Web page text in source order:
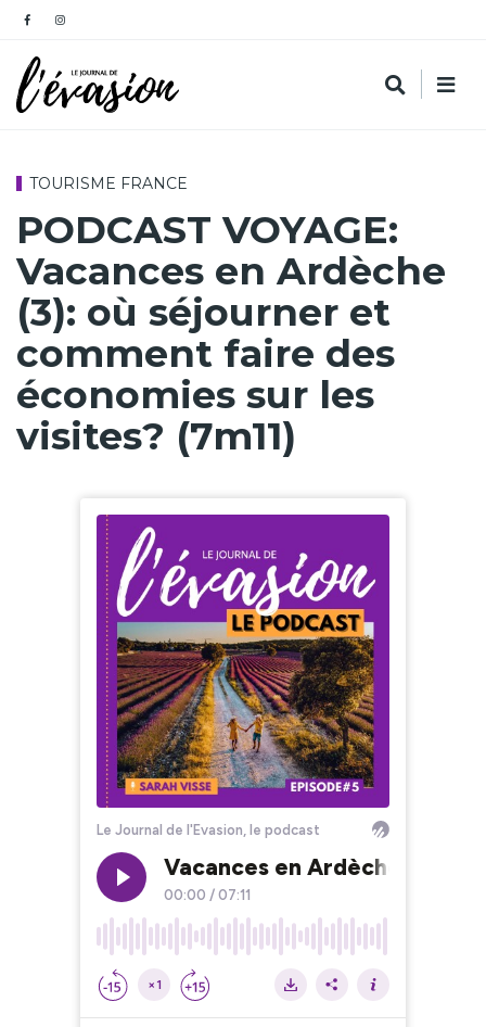
TOURISME FRANCE
PODCAST VOYAGE:
Vacances en Ardèche
(3): où séjourner et
comment faire des
économies sur les
visites? (7m11)